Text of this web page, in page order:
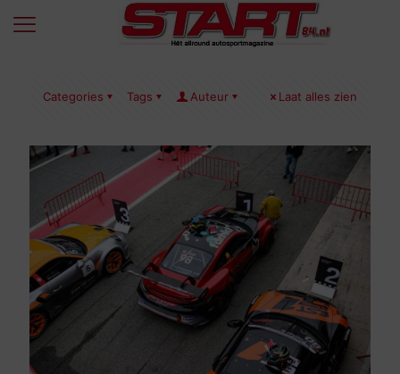
Categories Tags Auteur Laat alles zien